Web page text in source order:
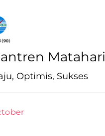
Matahari
Optimis, Sukses